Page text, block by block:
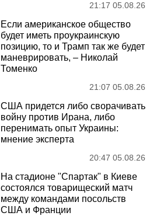
21:17 05.08.26
Если американское общество
будет иметь проукраинскую
позицию, то и Трамп так же будет
маневрировать, – Николай
Томенко
21:07 05.08.26
США придется либо сворачивать
войну против Ирана, либо
перенимать опыт Украины:
мнение эксперта
20:47 05.08.26
На стадионе "Спартак" в Киеве
состоялся товарищеский матч
между командами посольств
США и Франции